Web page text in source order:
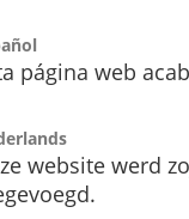
página web
website werd